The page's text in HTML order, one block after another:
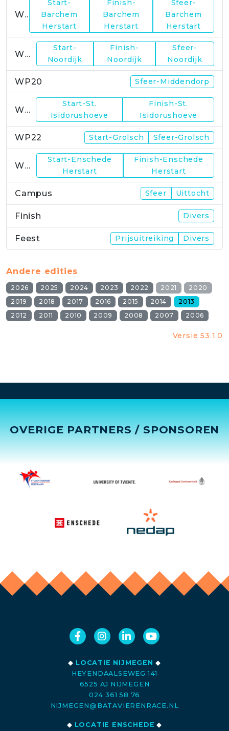
WP17
Start-
Barchem
Herstart
Finish-
Barchem
Herstart
Sfeer-
Barchem
Herstart
WP19
Start-
Noordijk
Finish-
Noordijk
Sfeer-
Noordijk
WP20 Sfeer-Middendorp
WP21
Start-St.
Isidorushoeve
Finish-St.
Isidorushoeve
WP22 Start-Grolsch Sfeer-Grolsch
WP23
Start-Enschede
Herstart
Finish-Enschede
Herstart
Campus Sfeer Uittocht
Finish Divers
Feest Prijsuitreiking Divers
Andere edities
2026 2025 2024 2023 2022 2021
2020
2019
2018 2017 2016 2015 2014
2013
2012
2011 2010 2009 2008 2007 2006
Versie 53.1.0
OVERIGE PARTNERS / SPONSOREN
◆ LOCATIE NIJMEGEN ◆
HEYENDAALSEWEG 141
6525 AJ NIJMEGEN
024 361 58 76
NIJMEGEN@BATAVIERENRACE.NL
◆ LOCATIE ENSCHEDE ◆